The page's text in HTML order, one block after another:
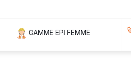
GAMME EPI FEMME